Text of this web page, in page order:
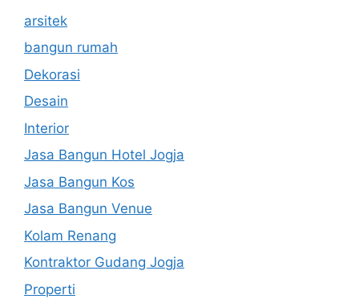
arsitek
bangun rumah
Dekorasi
Desain
Interior
Jasa Bangun Hotel Jogja
Jasa Bangun Kos
Jasa Bangun Venue
Kolam Renang
Kontraktor Gudang Jogja
Properti